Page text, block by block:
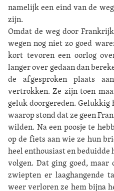
namelijk een eind van de
zijn.
Omdat de weg door
wegen nog niet zo goed
kort tevoren een oorlog
langer over gedaan dan
de afgesproken plaats
vertrokken. Ze zijn toen
geluk doorgereden.
waarop stond dat ze geen
wilden. Na een poosje te
op de fiets aan wie ze hun
heel enthousiast en beduidde
volgen. Dat ging goed, maar
zwiepten er laaghangende
weer verloren ze hem bijna